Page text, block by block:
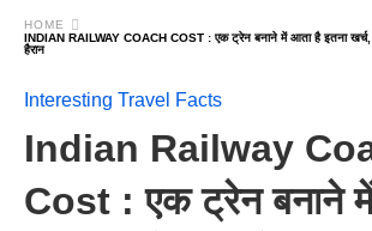
HOME
INDIAN RAILWAY COACH COST : एक ट्रेन बनाने में आता है इतना खर्च,
हैरान
Interesting Travel Facts
Indian Railway
Cost : एक ट्रेन बनाने